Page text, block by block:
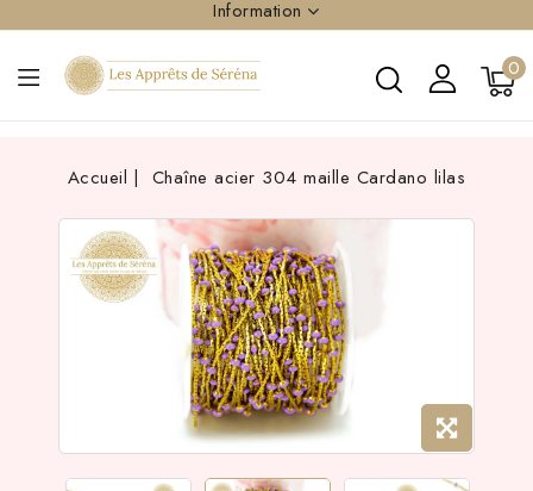
Information
0
Accueil Chaîne acier 304 maille Cardano lilas